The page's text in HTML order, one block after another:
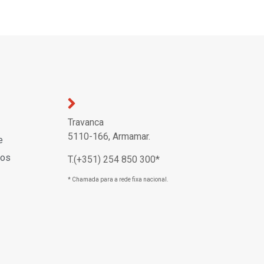
Travanca
5110-166, Armamar.
T.(+351) 254 850 300*
* Chamada para a rede fixa nacional.